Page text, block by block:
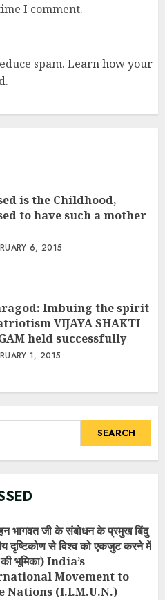
I comment.
spam. Learn how your
.
is the Childhood,
to have such a mother
6, 2015
Imbuing the spirit
VIJAYA SHAKTI
held successfully
1, 2015
भागवत जी के संबोधन के प्रमुख बिंदु
दृष्टिकोण से विश्व को एकजुट करने में
भूमिका) India’s
Movement to
Nations (I.I.M.U.N.)